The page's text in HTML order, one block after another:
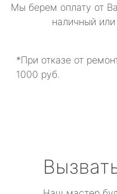
Мы берем оплату от
наличный
*При отказе от
1000 руб.